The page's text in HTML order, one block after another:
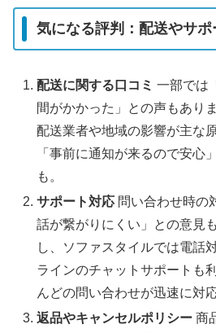
気になる評判：配送やサポ
配送に関する口コミ 一部では
間がかかった」との声もあり
配送業者や地域の影響が主な
「事前に通知が来るので安心
も。
サポート対応 問い合わせ時の
話が繋がりにくい」との意見
し、ソファスタイルでは電話
ラインのチャットサポートも
んどの問い合わせが迅速に対
返品やキャンセルポリシー 商